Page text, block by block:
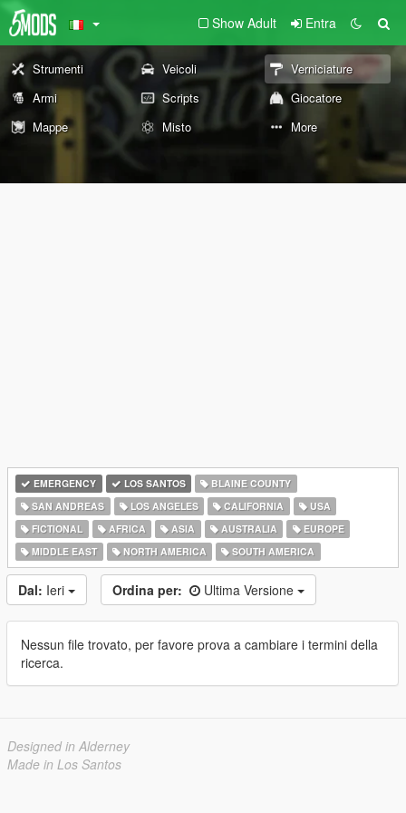
Show Adult Entra
Strumenti Veicoli
Verniciature
Armi
Scripts
Giocatore
Mappe
Misto More
EMERGENCY LOS SANTOS
BLAINE COUNTY
SAN ANDREAS
LOS ANGELES CALIFORNIA
USA
FICTIONAL
AFRICA ASIA AUSTRALIA
EUROPE
MIDDLE EAST
NORTH AMERICA SOUTH AMERICA
Dal: Ieri Ordina per: Ultima Versione
Nessun file trovato, per favore prova a cambiare i termini della
ricerca.
Designed in Alderney
Made in Los Santos